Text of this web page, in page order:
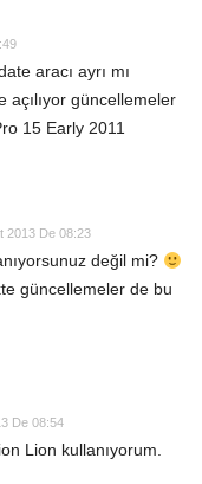
aracı ayrı mı
güncellemeler
15 Early 2011
2013 De 08:23
değil mi?
güncellemeler de bu
De 08:54
Lion kullanıyorum.